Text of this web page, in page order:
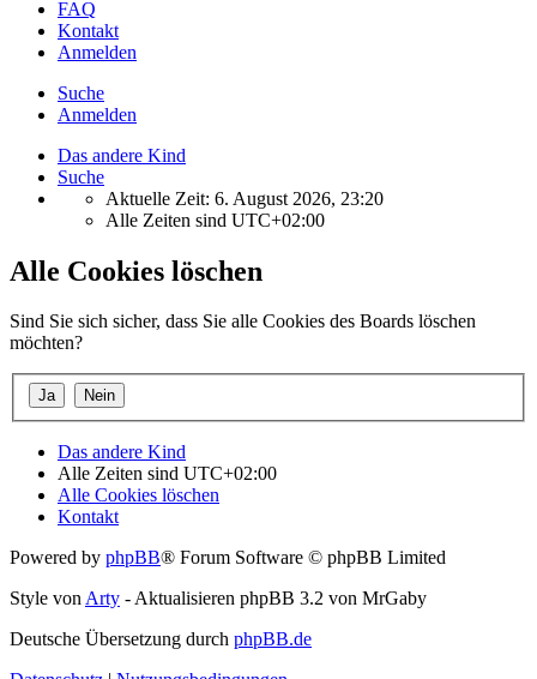
FAQ
Kontakt
Anmelden
Suche
Anmelden
Das andere Kind
Suche
Aktuelle Zeit: 6. August 2026, 23:20
Alle Zeiten sind UTC+02:00
Alle Cookies löschen
Sind Sie sich sicher, dass Sie alle Cookies des Boards löschen
möchten?
Das andere Kind
Alle Zeiten sind UTC+02:00
Alle Cookies löschen
Kontakt
Powered by phpBB® Forum Software © phpBB Limited
Style von Arty - Aktualisieren phpBB 3.2 von MrGaby
Deutsche Übersetzung durch phpBB.de